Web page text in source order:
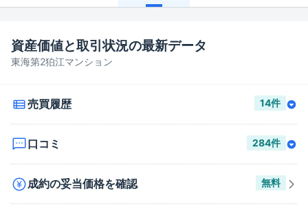
東海第2狛江マンション
資産価値と取引状況の最新データ
売買履歴 14件
口コミ 284件
成約の妥当価格を確認 無料